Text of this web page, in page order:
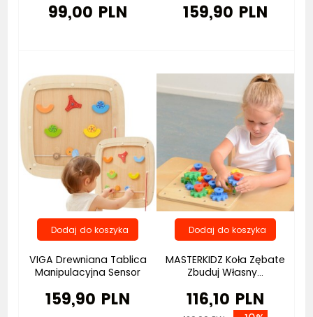
99,00 PLN 159,90 PLN
VIGA Drewniana Tablica
Manipulacyjna Sensor
159,90 PLN
MASTERKIDZ Koła Zębate
Zbuduj Własny...
116,10 PLN